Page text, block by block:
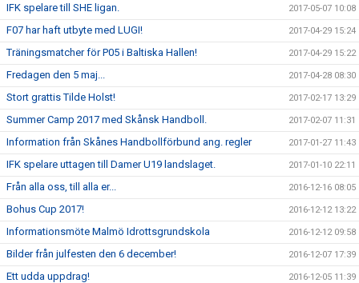
IFK spelare till SHE ligan. 2017-05-07 10:08
F07 har haft utbyte med LUGI! 2017-04-29 15:24
Träningsmatcher för P05 i Baltiska Hallen! 2017-04-29 15:22
Fredagen den 5 maj... 2017-04-28 08:30
Stort grattis Tilde Holst! 2017-02-17 13:29
Summer Camp 2017 med Skånsk Handboll. 2017-02-07 11:31
Information från Skånes Handbollförbund ang. regler 2017-01-27 11:43
IFK spelare uttagen till Damer U19 landslaget. 2017-01-10 22:11
Från alla oss, till alla er... 2016-12-16 08:05
Bohus Cup 2017! 2016-12-12 13:22
Informationsmöte Malmö Idrottsgrundskola 2016-12-12 09:58
Bilder från julfesten den 6 december! 2016-12-07 17:39
Ett udda uppdrag! 2016-12-05 11:39